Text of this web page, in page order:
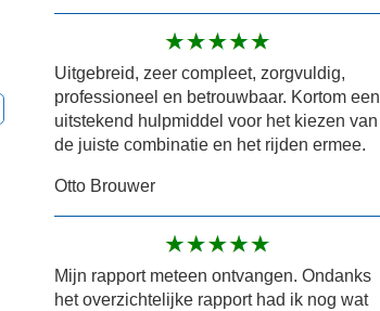
Uitgebreid, zeer compleet, zorgvuldig,
professioneel en betrouwbaar. Kortom een
uitstekend hulpmiddel voor het kiezen van
de juiste combinatie en het rijden ermee.
Otto Brouwer
Mijn rapport meteen ontvangen. Ondanks
het overzichtelijke rapport had ik nog wat